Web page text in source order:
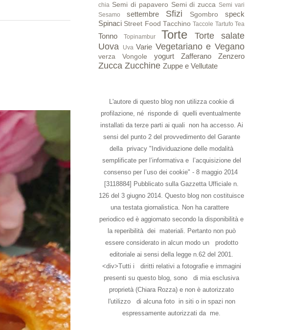
chia Semi di papavero Semi di zucca Semi vari
Sesamo
settembre Sfizi Sgombro
speck
Spinaci Street Food Tacchino Taccole Tartufo Tea
Tonno Topinambur Torte
Torte salate
Uova
Uva Varie Vegetariano e Vegano
verza Vongole yogurt Zafferano Zenzero
Zucca Zucchine Zuppe e Vellutate
L'autore di questo blog non utilizza cookie di
profilazione, né risponde di quelli eventualmente
installati da terze parti ai quali non ha accesso. Ai
sensi del punto 2 del provvedimento del Garante
della privacy "Individuazione delle modalità
semplificate per l’informativa e l’acquisizione del
consenso per l’uso dei cookie" - 8 maggio 2014
[3118884] Pubblicato sulla Gazzetta Ufficiale n.
126 del 3 giugno 2014. Questo blog non costituisce
una testata giornalistica. Non ha carattere
periodico ed è aggiornato secondo la disponibilità e
la reperibilità dei materiali. Pertanto non può
essere considerato in alcun modo un prodotto
editoriale ai sensi della legge n.62 del 2001.
<div>Tutti i diritti relativi a fotografie e immagini
presenti su questo blog, sono di mia esclusiva
proprietà (Chiara Rozza) e non è autorizzato
l'utilizzo di alcuna foto in siti o in spazi non
espressamente autorizzati da me.